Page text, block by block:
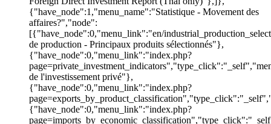
{"have_node":1,"menu_name":"Statistique - Movement des
affaires?","node":
[{"have_node":0,"menu_link":"en/
de production - Principaux produits sélectionnés"},
{"have_node":0,"menu_link":"index.php?
de l'investissement privé"},
{"have_node":0,"menu_link":"index.php?
{"have_node":0,"menu_link":"index.php?